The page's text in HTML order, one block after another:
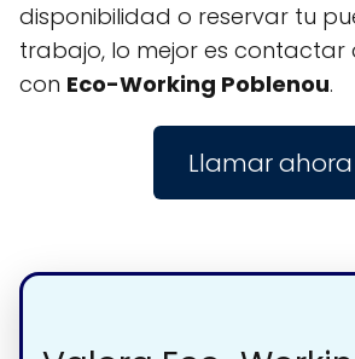
disponibilidad o reservar tu
trabajo, lo mejor es contactar
con Eco-Working Poblenou.
Llamar ahora